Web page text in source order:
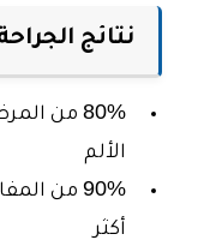
نتائج
80% من
الألم
أكثر